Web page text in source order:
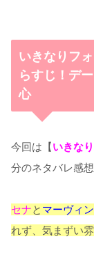
いきなりフ
らすじ！デ
心
今回は【いきな
分のネタバレ感
セナと マーヴィン
れず、気まずい雰